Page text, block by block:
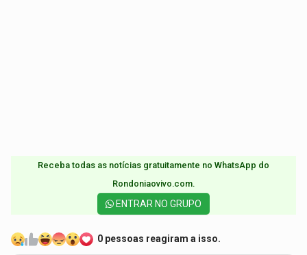
Receba todas as notícias gratuitamente no WhatsApp do
Rondoniaovivo.com.​
ENTRAR NO GRUPO
0 pessoas reagiram a isso.